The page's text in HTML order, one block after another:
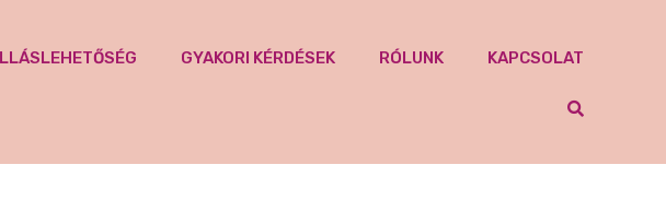
GYAKORI KÉRDÉSEK RÓLUNK KAPCSOLAT